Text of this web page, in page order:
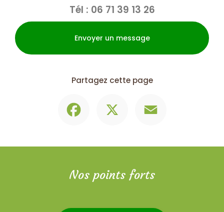
Tél : 06 71 39 13 26
Envoyer un message
Partagez cette page
Nos points forts